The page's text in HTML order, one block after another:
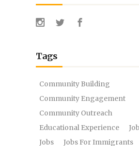
Tags
Community Building
Community Engagement
Community Outreach
Educational Experience
Jobs
Jobs For Immigrants